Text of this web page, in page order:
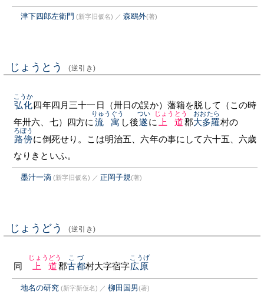
津下四郎左衛門 (新字旧仮名) ／ 森鴎外(著)
じょうとう (逆引き)
弘化
こうか
四年四月三十一日（卅日の誤か）藩籍を脱して（この時
年卅六、七）四方に 流寓
りゅうぐう
し後遂
つい
に 上道
じょうとう
郡大多羅
おおたら
村の
路傍
ろぼう
に倒死せり。こは明治五、六年の事にして六十五、六歳
なりきといふ。
墨汁一滴 (新字旧仮名) ／ 正岡子規(著)
じょうどう (逆引き)
同 上道
じょうどう
郡古都
こづ
村大字宿字広原
こうげ
地名の研究 (新字新仮名) ／ 柳田国男(著)